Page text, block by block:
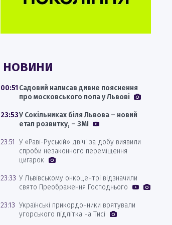
НОВИНИ
00:51 Садовий написав дивне пояснення
про московського попа у Львові
23:53У Сокільниках біля Львова – новий
етап розвитку, – ЗМІ
23:51 У «Раві-Руській» двічі за добу виявили
спроби незаконного переміщення
цигарок
23:33 У Львівському онкоцентрі відзначили
свято Преображення Господнього
23:13 Українські прикордонники врятували
угорського підлітка на Тисі